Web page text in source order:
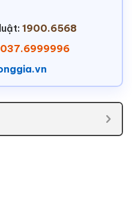
1900.6568
037.6999996